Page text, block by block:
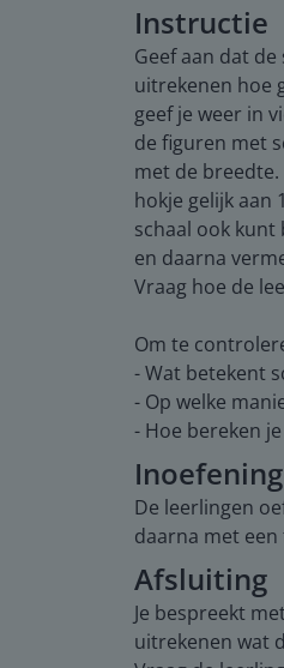
Instructie
Geef aan dat
uitrekenen hoe
geef je weer in
de figuren met
met de
hokje gelijk aan
schaal ook kunt
en daarna
Vraag hoe de
Om te
- Wat betekent
- Op welke
- Hoe bereken
Inoefening
De leerlingen
daarna met
Afsluiting
Je bespreekt
uitrekenen wat